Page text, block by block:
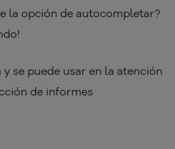
la opción de autocompletar?
y se puede usar en la atención
de informes